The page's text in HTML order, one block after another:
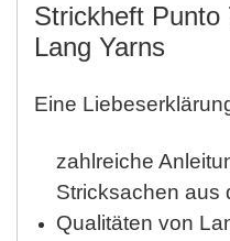
Strickheft Punto
Lang Yarns
Eine
zahlreiche
Stricksachen aus
Qualitäten von